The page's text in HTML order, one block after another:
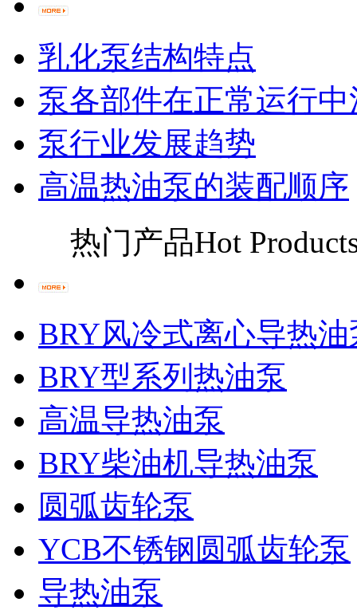
乳化泵结构特点
泵各部件在正常运行中
泵行业发展趋势
高温热油泵的装配顺序
热门产品Hot
BRY风冷式离心导热油
BRY型系列热油泵
高温导热油泵
BRY柴油机导热油泵
圆弧齿轮泵
YCB不锈钢圆弧齿轮泵
导热油泵